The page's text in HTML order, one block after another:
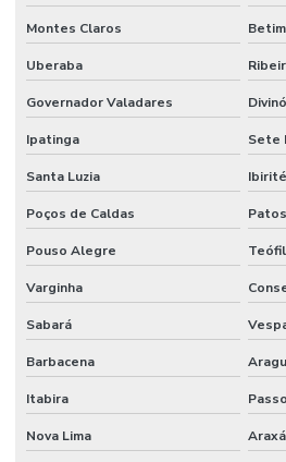
Sistema de combate a incêndio
Sistema de combate a incêndio em
Sistema de combate a incêndio em
Sistema de combate a incêndio por
Sistema de combate a incêndio
Sistema de detecção e alarme
Sistema de detecção e alarme de
Sistema de detecção e alarme de
Sistema detecção de incêndio
Montes Claros Betim
Uberaba
Governador Valadares
Ipatinga Sete
Santa Luzia Ibirité
Poços de Caldas
Pouso Alegre
Varginha
Sabará
Barbacena
Itabira
Nova Lima Araxá